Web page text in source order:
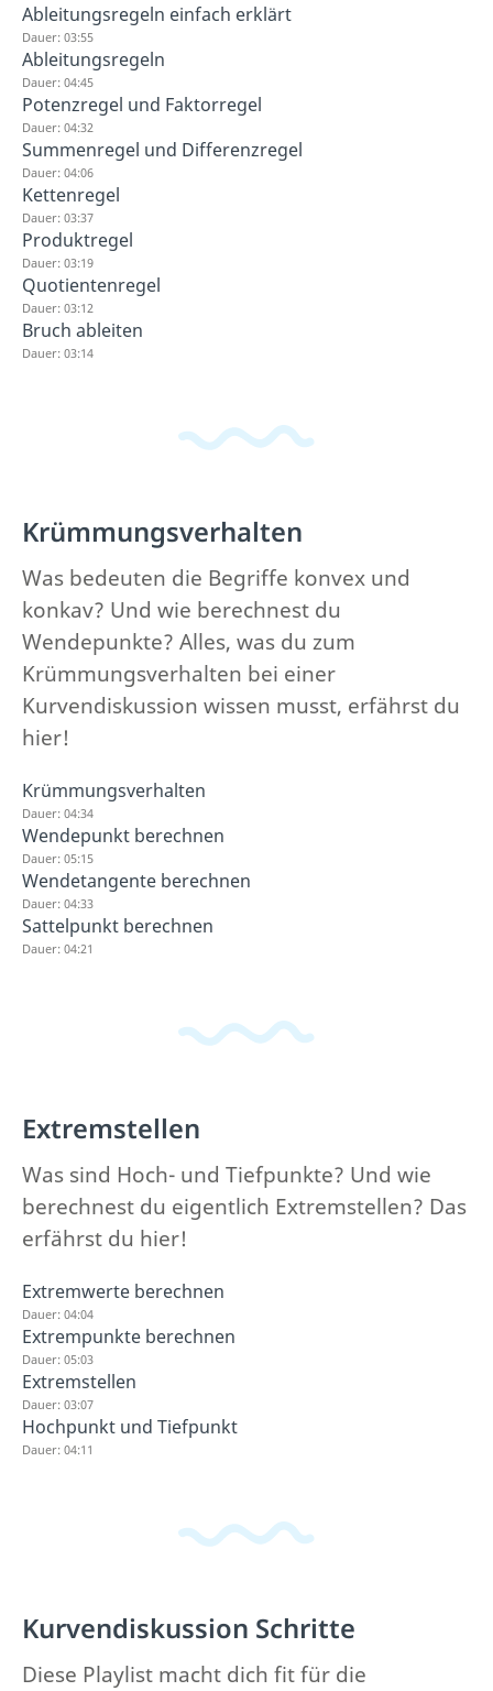
Ableitungsregeln einfach erklärt
Dauer: 03:55
Ableitungsregeln
Dauer: 04:45
Potenzregel und Faktorregel
Dauer: 04:32
Summenregel und Differenzregel
Dauer: 04:06
Kettenregel
Dauer: 03:37
Produktregel
Dauer: 03:19
Quotientenregel
Dauer: 03:12
Bruch ableiten
Dauer: 03:14
Krümmungsverhalten
Was bedeuten die Begriffe konvex und
konkav? Und wie berechnest du
Wendepunkte? Alles, was du zum
Krümmungsverhalten bei einer
Kurvendiskussion wissen musst, erfährst du
hier!
Krümmungsverhalten
Dauer: 04:34
Wendepunkt berechnen
Dauer: 05:15
Wendetangente berechnen
Dauer: 04:33
Sattelpunkt berechnen
Dauer: 04:21
Extremstellen
Was sind Hoch- und Tiefpunkte? Und wie
berechnest du eigentlich Extremstellen? Das
erfährst du hier!
Extremwerte berechnen
Dauer: 04:04
Extrempunkte berechnen
Dauer: 05:03
Extremstellen
Dauer: 03:07
Hochpunkt und Tiefpunkt
Dauer: 04:11
Kurvendiskussion Schritte
Diese Playlist macht dich fit für die